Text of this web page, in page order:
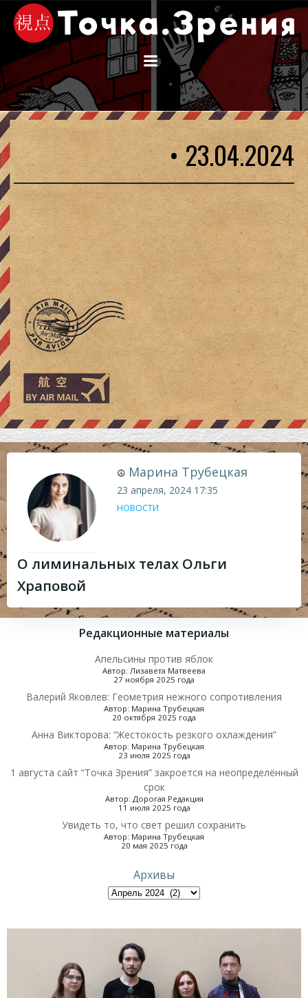
Перейти
к
содержимому
• 23.04.2024
☮ Марина Трубецкая
23 апреля, 2024 17:35
НОВОСТИ
О лиминальных телах Ольги
Храповой
Редакционные материалы
Апельсины против яблок
Автор: Лизавета Матвеева
27 ноября 2025 года
Валерий Яковлев: Геометрия нежного сопротивления
Автор: Марина Трубецкая
20 октября 2025 года
Анна Викторова: “Жестокость резкого охлаждения”
Автор: Марина Трубецкая
23 июля 2025 года
1 августа сайт “Точка Зрения” закроется на неопределённый
срок
Автор: Дорогая Редакция
11 июля 2025 года
Увидеть то, что свет решил сохранить
Автор: Марина Трубецкая
20 мая 2025 года
Архивы